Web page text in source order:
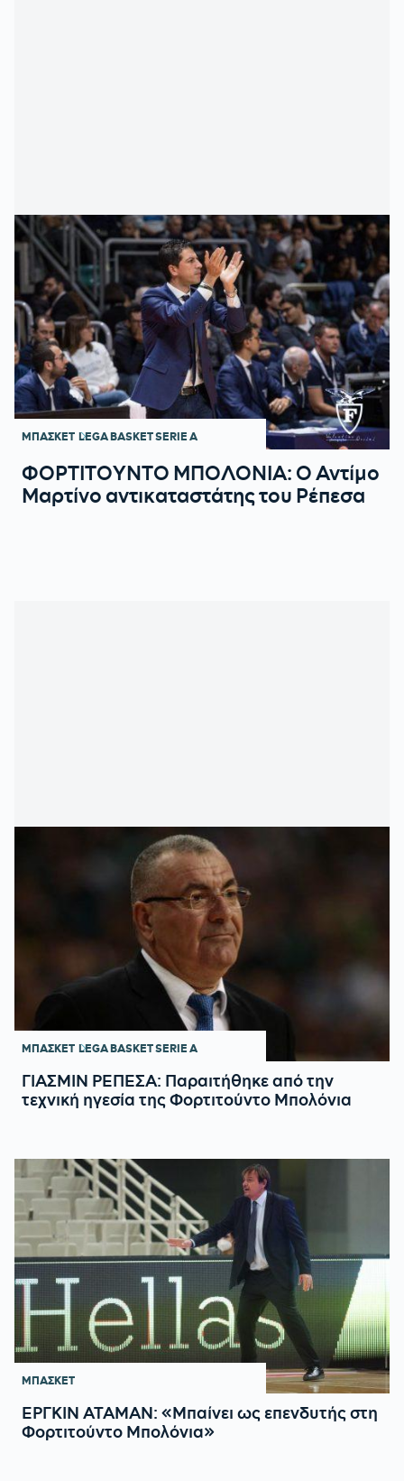
ΜΠΑΣΚΕΤ LEGA BASKET SERIE A
ΦΟΡΤΙΤΟΥΝΤΟ ΜΠΟΛΟΝΙΑ: Ο Αντίμο
Μαρτίνο αντικαταστάτης του Ρέπεσα
ΜΠΑΣΚΕΤ LEGA BASKET SERIE A
ΓΙΑΣΜΙΝ ΡΕΠΕΣΑ: Παραιτήθηκε από την
τεχνική ηγεσία της Φορτιτούντο Μπολόνια
ΜΠΑΣΚΕΤ
ΕΡΓΚΙΝ ΑΤΑΜΑΝ: «Μπαίνει ως επενδυτής στη
Φορτιτούντο Μπολόνια»